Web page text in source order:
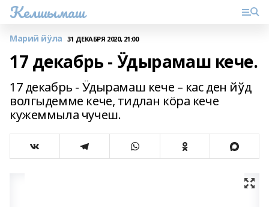
Келшымаш
Марий йӱла 31 ДЕКАБРЯ 2020, 21:00
17 декабрь - Ӱдырамаш кече.
17 декабрь - Ӱдырамаш кече – кас ден йўд
волгыдемме кече, тидлан кӧра кече
кужеммыла чучеш.